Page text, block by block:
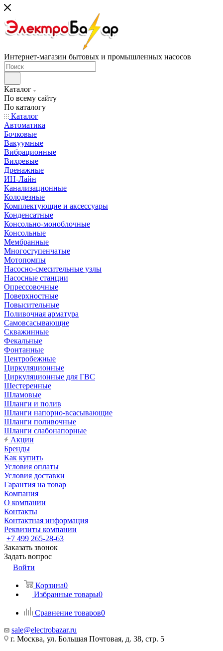
Интернет-магазин бытовых и промышленных насосов
Каталог
По всему сайту
По каталогу
Каталог
Автоматика
Бочковые
Вакуумные
Вибрационные
Вихревые
Дренажные
ИН-Лайн
Канализационные
Колодезные
Комплектующие и аксессуары
Конденсатные
Консольно-моноблочные
Консольные
Мембранные
Многоступенчатые
Мотопомпы
Насосно-смесительные узлы
Насосные станции
Опрессовочные
Поверхностные
Повысительные
Поливочная арматура
Самовсасывающие
Скважинные
Фекальные
Фонтанные
Центробежные
Циркуляционные
Циркуляционные для ГВС
Шестеренные
Шламовые
Шланги и полив
Шланги напорно-всасывающие
Шланги поливочные
Шланги слабонапорные
Акции
Бренды
Как купить
Условия оплаты
Условия доставки
Гарантия на товар
Компания
О компании
Контакты
Контактная информация
Реквизиты компании
+7 499 265-28-63
Заказать звонок
Задать вопрос
Войти
Корзина0
Избранные товары0
Сравнение товаров0
sale@electrobazar.ru
г. Москва, ул. Большая Почтовая, д. 38, стр. 5